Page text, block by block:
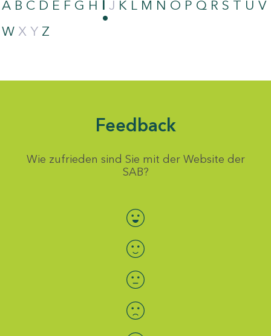
A B C D E F G H I J K L M N O P Q R S T U V
W X Y Z
Feedback
Wie zufrieden sind Sie mit der Website der
SAB?
Bewertung auswählen